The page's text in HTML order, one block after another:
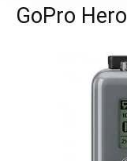
GoPro Hero